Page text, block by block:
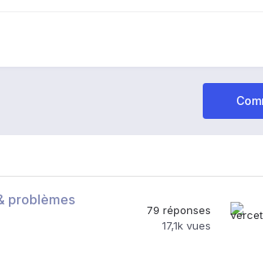
problèmes
79 réponses
17,1k vues